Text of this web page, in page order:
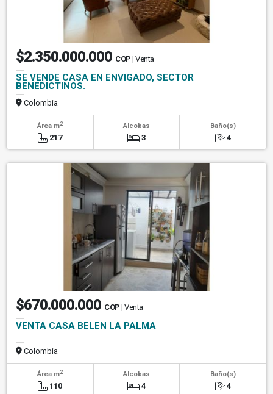
$2.350.000.000 COP | Venta
SE VENDE CASA EN ENVIGADO, SECTOR
BENEDICTINOS.
Colombia
Área m2
217
Alcobas
3
Baño(s)
4
$670.000.000 COP | Venta
VENTA CASA BELEN LA PALMA
Colombia
Área m2
110
Alcobas
4
Baño(s)
4